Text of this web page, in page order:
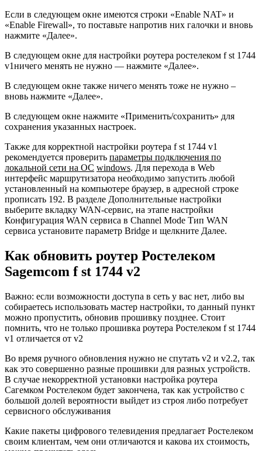
Если в следующем окне имеются строки «Enable NAT» и
«Enable Firewall», то поставьте напротив них галочки и вновь
нажмите «Далее».
В следующем окне для настройки роутера ростелеком f st 1744
v1ничего менять не нужно — нажмите «Далее».
В следующем окне также ничего менять тоже не нужно –
вновь нажмите «Далее».
В следующем окне нажмите «Применить/сохранить» для
сохранения указанных настроек.
Также для корректной настройки роутера f st 1744 v1
рекомендуется проверить параметры подключения по
локальной сети на ОС windows. Для перехода в Web
интерфейс маршрутизатора необходимо запустить любой
установленный на компьютере браузер, в адресной строке
прописать 192. В разделе Дополнительные настройки
выберите вкладку WAN-сервис, на этапе настройки
Конфигурация WAN сервиса в Channel Mode Тип WAN
сервиса установите параметр Bridge и щелкните Далее.
Как обновить роутер Ростелеком
Sagemcom f st 1744 v2
Важно: если возможности доступа в сеть у вас нет, либо вы
собираетесь использовать мастер настройки, то данный пункт
можно пропустить, обновив прошивку позднее. Стоит
помнить, что не только прошивка роутера Ростелеком f st 1744
v1 отличается от v2
Во время ручного обновления нужно не спутать v2 и v2.2, так
как это совершенно разные прошивки для разных устройств.
В случае некорректной установки настройка роутера
Сагемком Ростелеком будет закончена, так как устройство с
большой долей вероятности выйдет из строя либо потребует
сервисного обслуживания
Какие пакеты цифрового телевидения предлагает Ростелеком
своим клиентам, чем они отличаются и какова их стоимость,